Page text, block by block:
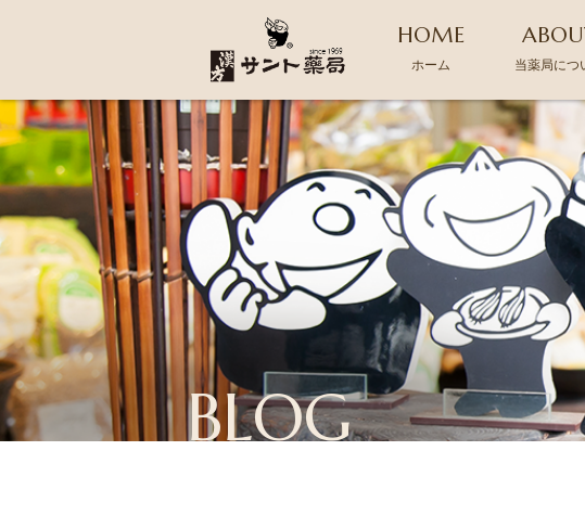
HOME
ホーム 当薬局につ
BLOG